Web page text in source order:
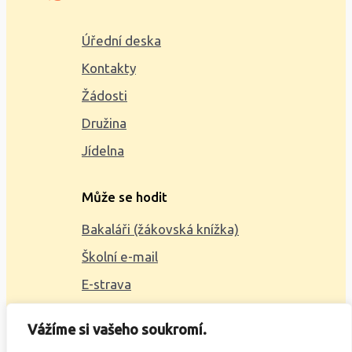
Vážíme si vašeho soukromí.
Úřední deska
Kontakty
Žádosti
Družina
Jídelna
Může se hodit
Bakaláři (žákovská knížka)
Školní e-mail
E-strava